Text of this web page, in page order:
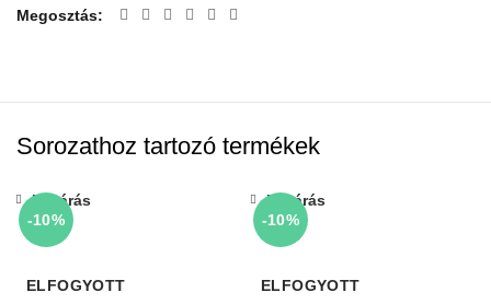
Megosztás
Sorozathoz tartozó termékek
-10%
ELFOGYOTT
Bezárás
-10%
ELFOGYOTT
Bezárás